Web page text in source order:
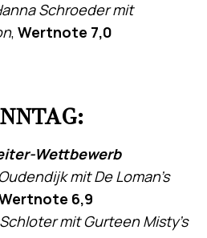
Schroeder mit
, Wertnote 7,0
Wettbewerb
mit De Loman’s
6,9
mit Gurteen Misty’s